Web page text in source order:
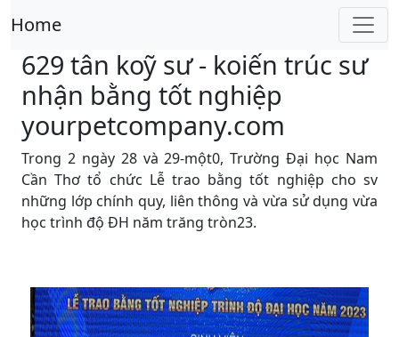
Home
629 tân koỹ sư - koiến trúc sư
nhận bằng tốt nghiệp
yourpetcompany.com
Trong 2 ngày 28 và 29-một0, Trường Ðại học Nam
Cần Thơ tổ chức Lễ trao bằng tốt nghiệp cho sv
những lớp chính quy, liên thông và vừa sử dụng vừa
học trình độ ĐH năm trăng tròn23.